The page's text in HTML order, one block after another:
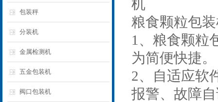
包装秤
分装机
金属检测机
五金包装机
阀口包装机
粮食颗粒包
1、粮食颗粒
为简便快捷。
2、自适应软
报警、故障